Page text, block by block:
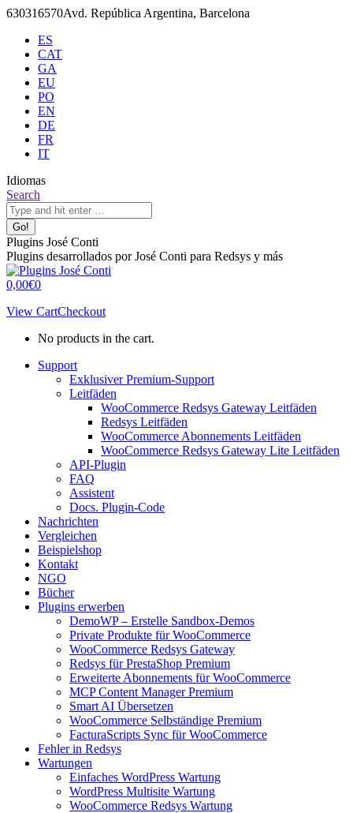
Skip
content
630316570Avd. República Argentina, Barcelona
ES
CAT
GA
EU
PO
EN
DE
FR
IT
Idiomas
X
page
opens
in
new
window
Github
page
opens
in
new
window
Search:
Search
Plugins José Conti
Plugins desarrollados por José Conti para Redsys y más
0,00€0
View CartCheckout
No products in the cart.
Support
Exklusiver Premium-Support
Leitfäden
WooCommerce Redsys Gateway Leitfäden
Redsys Leitfäden
WooCommerce Abonnements Leitfäden
WooCommerce Redsys Gateway Lite Leitfäden
API-Plugin
FAQ
Assistent
Docs. Plugin-Code
Nachrichten
Vergleichen
Beispielshop
Kontakt
NGO
Bücher
Plugins erwerben
DemoWP – Erstelle Sandbox-Demos
Private Produkte für WooCommerce
WooCommerce Redsys Gateway
Redsys für PrestaShop Premium
Erweiterte Abonnements für WooCommerce
MCP Content Manager Premium
Smart AI Übersetzen
WooCommerce Selbständige Premium
FacturaScripts Sync für WooCommerce
Fehler in Redsys
Wartungen
Einfaches WordPress Wartung
WordPress Multisite Wartung
WooCommerce Redsys Wartung